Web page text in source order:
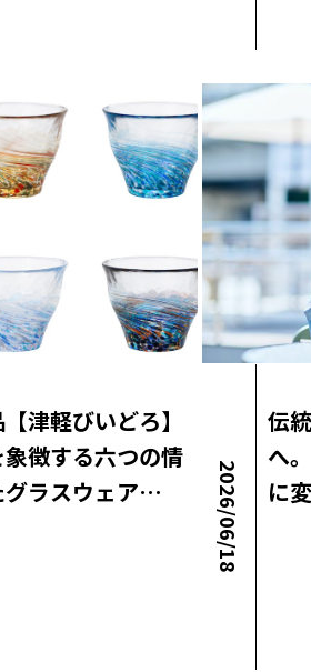
津軽びいどろ】
徴する六つの情
グラスウェア…
2026/06/18
伝
へ
に